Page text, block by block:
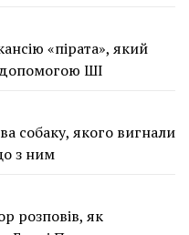
«пірата», який
допомогою ШІ
собаку, якого вигнали
з ним
розповів, як